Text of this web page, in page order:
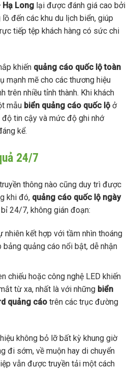
Hạ Longlại được đánh giá cao bởi
lồ đến các khu du lịch biển, giúp
tiếp tệp khách hàng có sức chi
khiến quảng cáo quốc lộ toàn
mạnh mẽ cho các thương hiệu
trên nhiều tỉnh thành. Khi khách
mẫu biển quảng cáo quốc lộở
độ tin cậy và mức độ ghi nhớ
kể.
24/7
thông nào cũng duy trì được
khi đó, quảng cáo quốc lộ ngày
24/7, không gián đoạn:
nhiên kết hợp với tầm nhìn thoáng
quảng cáo nổi bật, dễ nhận
chiếu hoặc công nghệ LED khiến
từ xa, nhất là với những biển
quảng cáotrên các trục đường
không bỏ lỡ bất kỳ khung giờ
đi sớm, về muộn hay di chuyển
vẫn được truyền tải một cách